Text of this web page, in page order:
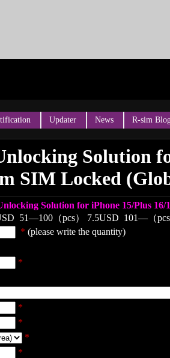
Updater News R-sim
Solution
SIM Locked
Solution for iPhone 15/Plus
51—100（pcs） 7.5USD 101—（
* (please write the quantity)
*
*
*
*
*